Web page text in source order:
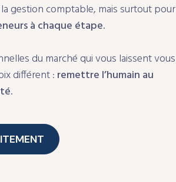
gestion comptable, mais surtout pour
à chaque étape.
du marché qui vous laissent vous
différent : remettre l’humain au